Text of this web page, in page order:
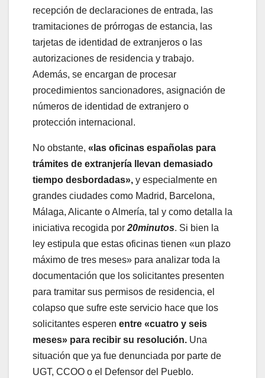
recepción de declaraciones de entrada, las
tramitaciones de prórrogas de estancia, las
tarjetas de identidad de extranjeros o las
autorizaciones de residencia y trabajo.
Además, se encargan de procesar
procedimientos sancionadores, asignación de
números de identidad de extranjero o
protección internacional.
No obstante, «las oficinas españolas para
trámites de extranjería llevan demasiado
tiempo desbordadas», y especialmente en
grandes ciudades como Madrid, Barcelona,
Málaga, Alicante o Almería, tal y como detalla la
iniciativa recogida por 20minutos. Si bien la
ley estipula que estas oficinas tienen «un plazo
máximo de tres meses» para analizar toda la
documentación que los solicitantes presenten
para tramitar sus permisos de residencia, el
colapso que sufre este servicio hace que los
solicitantes esperen entre «cuatro y seis
meses» para recibir su resolución. Una
situación que ya fue denunciada por parte de
UGT, CCOO o el Defensor del Pueblo.